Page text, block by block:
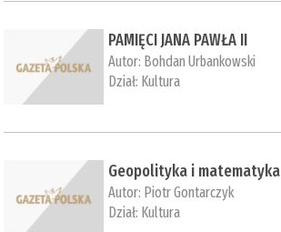
PAMIĘCI JANA PAWŁA II
Autor: Bohdan Urbankowski
Dział: Kultura
Geopolityka i matematyka
Autor: Piotr Gontarczyk
Dział: Kultura